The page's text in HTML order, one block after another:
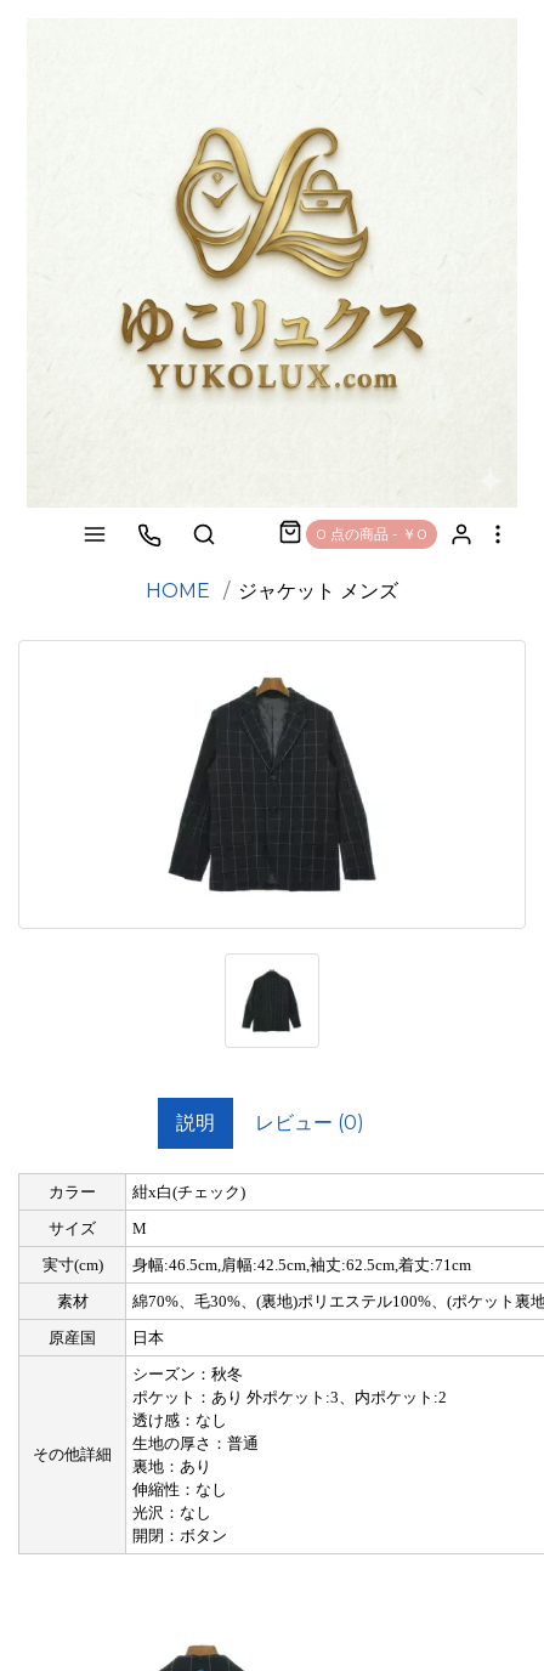
0 点の商品 - ￥0
HOME ジャケット メンズ
説明 レビュー (0)
カラー
紺x白(チェック)
サイズ
M
実寸(cm)
身幅:46.5cm,肩幅:42.5cm,袖丈:62.5cm,着丈:71cm
素材
綿70%、毛30%、(裏地)ポリエステル100%、(ポケット裏
原産国
日本
その他詳細
シーズン：秋冬
ポケット：あり 外ポケット:3、内ポケット:2
透け感：なし
生地の厚さ：普通
裏地：あり
伸縮性：なし
光沢：なし
開閉：ボタン